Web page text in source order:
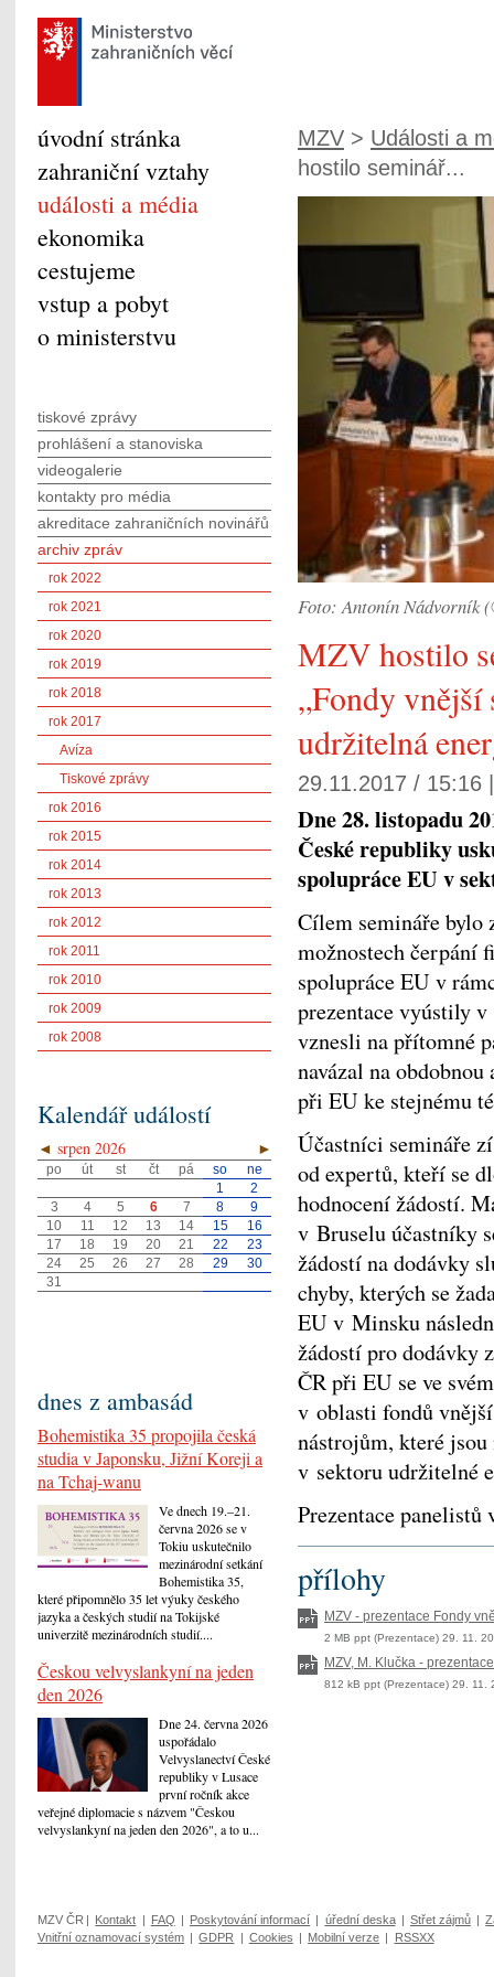
MZV > Události a
hostilo seminář...
Foto: Antonín Nádvorník
MZV hostilo
„Fondy
udržitelná
29.11.2017 / 15:16
Dne 28. listopadu
České republiky
spolupráce EU v
Cílem semináře bylo
možnostech čerpání
spolupráce EU v
prezentace vyústily
vznesli na přítomné
navázal na
při EU ke stejnému
Účastníci semináře
od expertů, kteří se
hodnocení žádostí.
v Bruselu účastníky
žádostí na dodávky
chyby, kterých se
EU v Minsku
žádostí pro dodávky
ČR při EU se ve
v oblasti fondů
nástrojům, které
v sektoru udržitelné
Prezentace panelistů
přílohy
MZV - prezentace Fondy
2 MB ppt (Prezentace) 29. 11.
MZV, M. Klučka - prezentace
812 kB ppt (Prezentace) 29. 11.
úvodní stránka
zahraniční vztahy
události a média
ekonomika
cestujeme
vstup a pobyt
o ministerstvu
tiskové zprávy
prohlášení a stanoviska
videogalerie
kontakty pro média
akreditace zahraničních novinářů
archiv zpráv
rok 2022
rok 2021
rok 2020
rok 2019
rok 2018
rok 2017
Avíza
Tiskové zprávy
rok 2016
rok 2015
rok 2014
rok 2013
rok 2012
rok 2011
rok 2010
rok 2009
rok 2008
Kalendář událostí
◄ ►
srpen 2026
po út st čt pá so
ne
1
2
3
4 5 6 7 8
9
10
11 12 13 14 15
16
17
18 19 20 21 22
23
24
25 26 27 28 29
30
31
dnes z ambasád
Bohemistika 35 propojila česká
studia v Japonsku, Jižní Koreji a
na Tchaj-wanu
Ve dnech 19.–21.
června 2026 se v
Tokiu uskutečnilo
mezinárodní setkání
Bohemistika 35,
které připomnělo 35 let výuky českého
jazyka a českých studií na Tokijské
univerzitě mezinárodních studií....
Českou velvyslankyní na jeden
den 2026
Dne 24. června 2026
uspořádalo
Velvyslanectví České
republiky v Lusace
první ročník akce
veřejné diplomacie s názvem "Českou
velvyslankyní na jeden den 2026", a to u...
MZV ČR | Kontakt | FAQ | Poskytování informací | úřední deska | Střet zájmů |
Vnitřní oznamovací systém | GDPR | Cookies | Mobilní verze | RSSXX